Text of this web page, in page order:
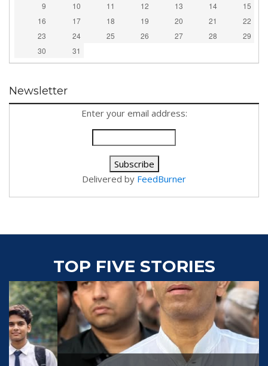
9
10 11 12 13 14
15
16
17 18 19 20 21
22
23
24 25 26 27 28
29
30
31
Newsletter
Enter your email address:
Delivered by FeedBurner
TOP FIVE STORIES